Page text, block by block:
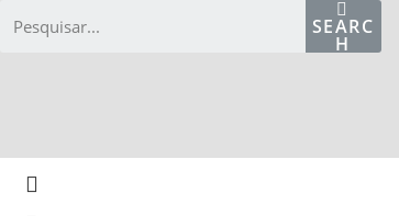
SEARC
H